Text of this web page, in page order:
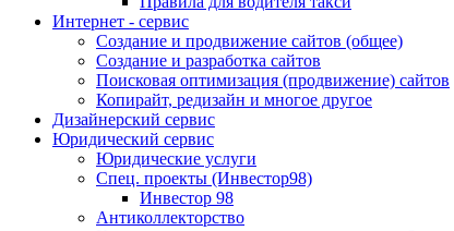
Интернет - сервис
Создание и продвижение сайтов (общее)
Создание и разработка сайтов
Поисковая оптимизация (продвижение) сайтов
Копирайт, редизайн и многое другое
Дизайнерский сервис
Юридический сервис
Юридические услуги
Спец. проекты (Инвестор98)
Инвестор 98
Антиколлекторство